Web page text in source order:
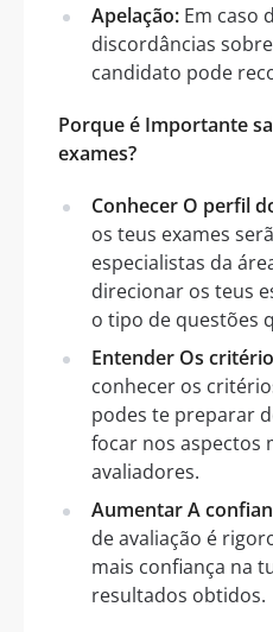
Apelação: Em caso
discordâncias
candidato pode
Porque é Importante
exames?
Conhecer O perfil
os teus exames
especialistas da
direcionar os teus
o tipo de questões
Entender Os
conhecer os
podes te preparar
focar nos aspectos
avaliadores.
Aumentar A
de avaliação é
mais confiança na
resultados obtidos.